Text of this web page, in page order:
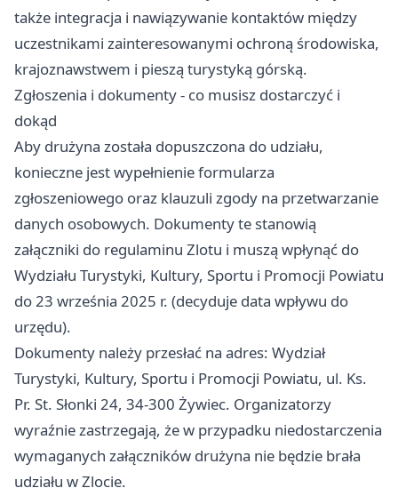
także integracja i nawiązywanie kontaktów między
uczestnikami zainteresowanymi ochroną środowiska,
krajoznawstwem i pieszą turystyką górską.
Zgłoszenia i dokumenty - co musisz dostarczyć i
dokąd
Aby drużyna została dopuszczona do udziału,
konieczne jest wypełnienie formularza
zgłoszeniowego oraz klauzuli zgody na przetwarzanie
danych osobowych. Dokumenty te stanowią
załączniki do regulaminu Zlotu i muszą wpłynąć do
Wydziału Turystyki, Kultury, Sportu i Promocji Powiatu
do 23 września 2025 r. (decyduje data wpływu do
urzędu).
Dokumenty należy przesłać na adres: Wydział
Turystyki, Kultury, Sportu i Promocji Powiatu, ul. Ks.
Pr. St. Słonki 24, 34-300 Żywiec. Organizatorzy
wyraźnie zastrzegają, że w przypadku niedostarczenia
wymaganych załączników drużyna nie będzie brała
udziału w Zlocie.